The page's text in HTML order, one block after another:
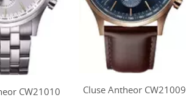
CW21010 Cluse Antheor CW21009